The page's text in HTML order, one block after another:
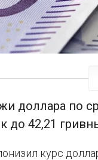
доллара по
до 42,21
курс